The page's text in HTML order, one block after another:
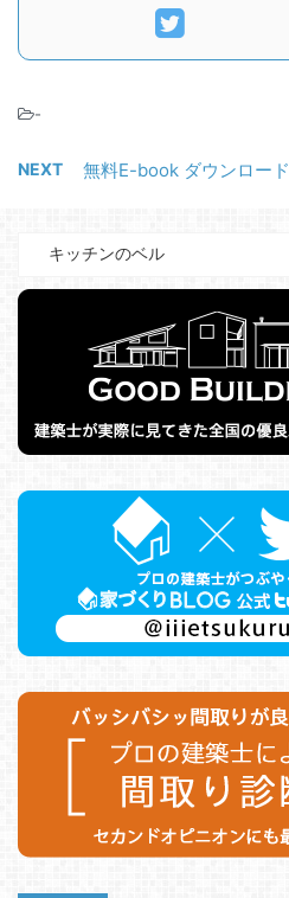
-
NEXT 無料E-book ダウンロード